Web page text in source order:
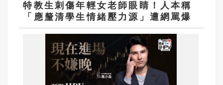
特教生刺傷年輕女老師眼睛！人本稱
「應釐清學生情緒壓力源」遭網罵爆